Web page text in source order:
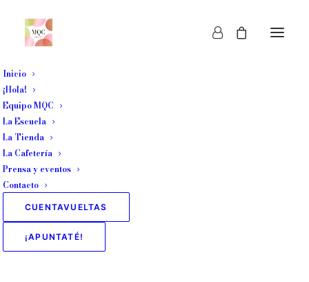
Inicio
¡Hola!
Equipo MQC
La Escuela
La Tienda
La Cafetería
Prensa y eventos
Contacto
CUENTAVUELTAS
¡APUNTATÉ!
ETIQUETAS MQC "ES
DE GANCHILLO"